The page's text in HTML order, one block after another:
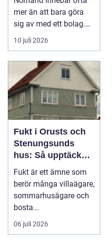
mer än att bara göra
sig av med ett bolag.
För många ä...
10 juli 2026
Fukt i Orusts och
Stenungsunds
hus: Så upptäcker
och åtgärdar du
problemet
Fukt är ett ämne som
berör många villaägare,
sommarhusägare och
bosta...
06 juli 2026